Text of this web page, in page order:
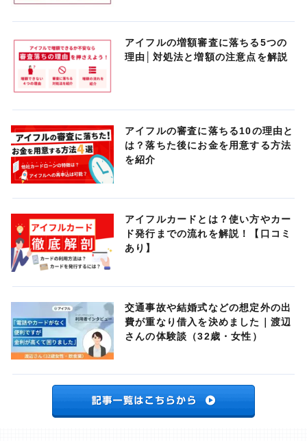
アイフルの増額審査に落ちる5つの
理由│対処法と増額の注意点を解説
アイフルの審査に落ちる10の理由と
は？落ちた後にお金を用意する方法
を紹介
アイフルカードとは？使い方やカー
ド発行までの流れを解説！【口コミ
あり】
交通事故や結婚式などの想定外の出
費が重なり借入を決めました｜渡辺
さんの体験談（32歳・女性）